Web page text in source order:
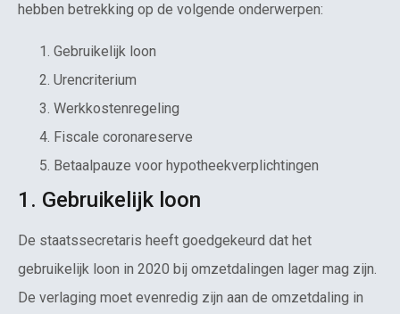
hebben betrekking op de volgende onderwerpen:
Gebruikelijk loon
Urencriterium
Werkkostenregeling
Fiscale coronareserve
Betaalpauze voor hypotheekverplichtingen
1. Gebruikelijk loon
De staatssecretaris heeft goedgekeurd dat het
gebruikelijk loon in 2020 bij omzetdalingen lager mag zijn.
De verlaging moet evenredig zijn aan de omzetdaling in